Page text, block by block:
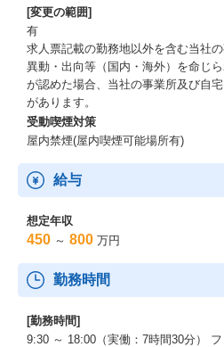
[変更の範囲]
有
求人票記載の勤務地以外を含む当社
異動・出向等（国内・海外）を命じ
が認めた場合、当社の事業所及び自
があります。
受動喫煙対策
屋内禁煙(屋内喫煙可能場所有)
給与
想定年収
450 ～ 800 万円
勤務時間
[勤務時間]
9:30 ～ 18:00（実働：7時間30分）